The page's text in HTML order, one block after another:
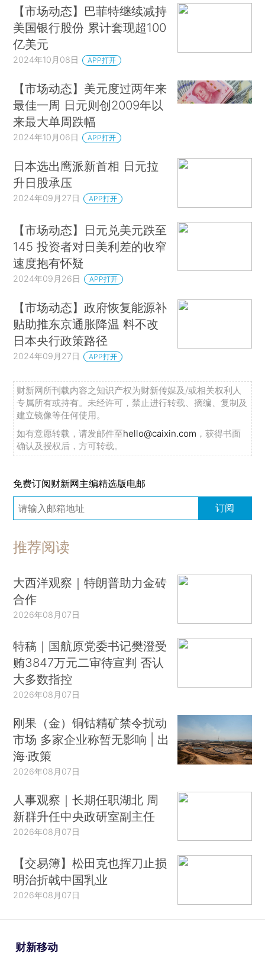
【市场动态】巴菲特继续减持
美国银行股份 累计套现超100
亿美元
2024年10月08日 APP打开
【市场动态】美元度过两年来
最佳一周 日元则创2009年以
来最大单周跌幅
2024年10月06日 APP打开
日本选出鹰派新首相 日元拉
升日股承压
2024年09月27日 APP打开
【市场动态】日元兑美元跌至
145 投资者对日美利差的收窄
速度抱有怀疑
2024年09月26日 APP打开
【市场动态】政府恢复能源补
贴助推东京通胀降温 料不改
日本央行政策路径
2024年09月27日 APP打开
财新网所刊载内容之知识产权为财新传媒及/或相关权利人
专属所有或持有。未经许可，禁止进行转载、摘编、复制及
建立镜像等任何使用。
如有意愿转载，请发邮件至hello@caixin.com ，获得书面
确认及授权后，方可转载。
免费订阅财新网主编精选版电邮
订阅
推荐阅读
大西洋观察｜特朗普助力金砖
合作
2026年08月07日
特稿｜国航原党委书记樊澄受
贿3847万元二审待宣判 否认
大多数指控
2026年08月07日
刚果（金）铜钴精矿禁令扰动
市场 多家企业称暂无影响 | 出
海·政策
2026年08月07日
人事观察｜长期任职湖北 周
新群升任中央政研室副主任
2026年08月07日
【交易簿】松田克也挥刀止损
明治折戟中国乳业
2026年08月07日
财新移动